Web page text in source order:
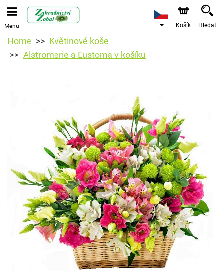
Menu Košík Hledat
Home
Květinové koše
Alstromerie a Eustoma v košíku